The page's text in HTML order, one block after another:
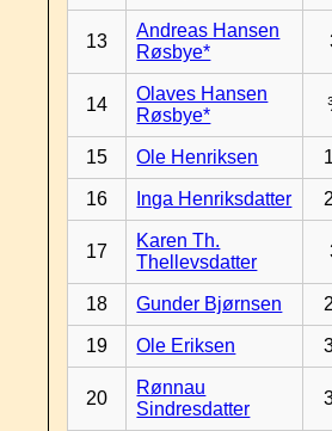
13
Andreas Hansen
Røsbye*
14
Olaves Hansen
Røsbye*
15 Ole Henriksen
16 Inga Henriksdatter
17
Karen Th.
Thellevsdatter
18 Gunder Bjørnsen
19 Ole Eriksen
20
Rønnau
Sindresdatter